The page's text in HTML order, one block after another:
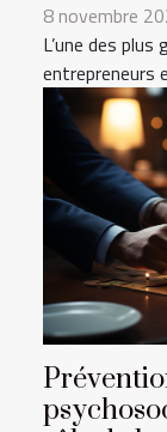
8 novembre
L’une des
entrepreneurs